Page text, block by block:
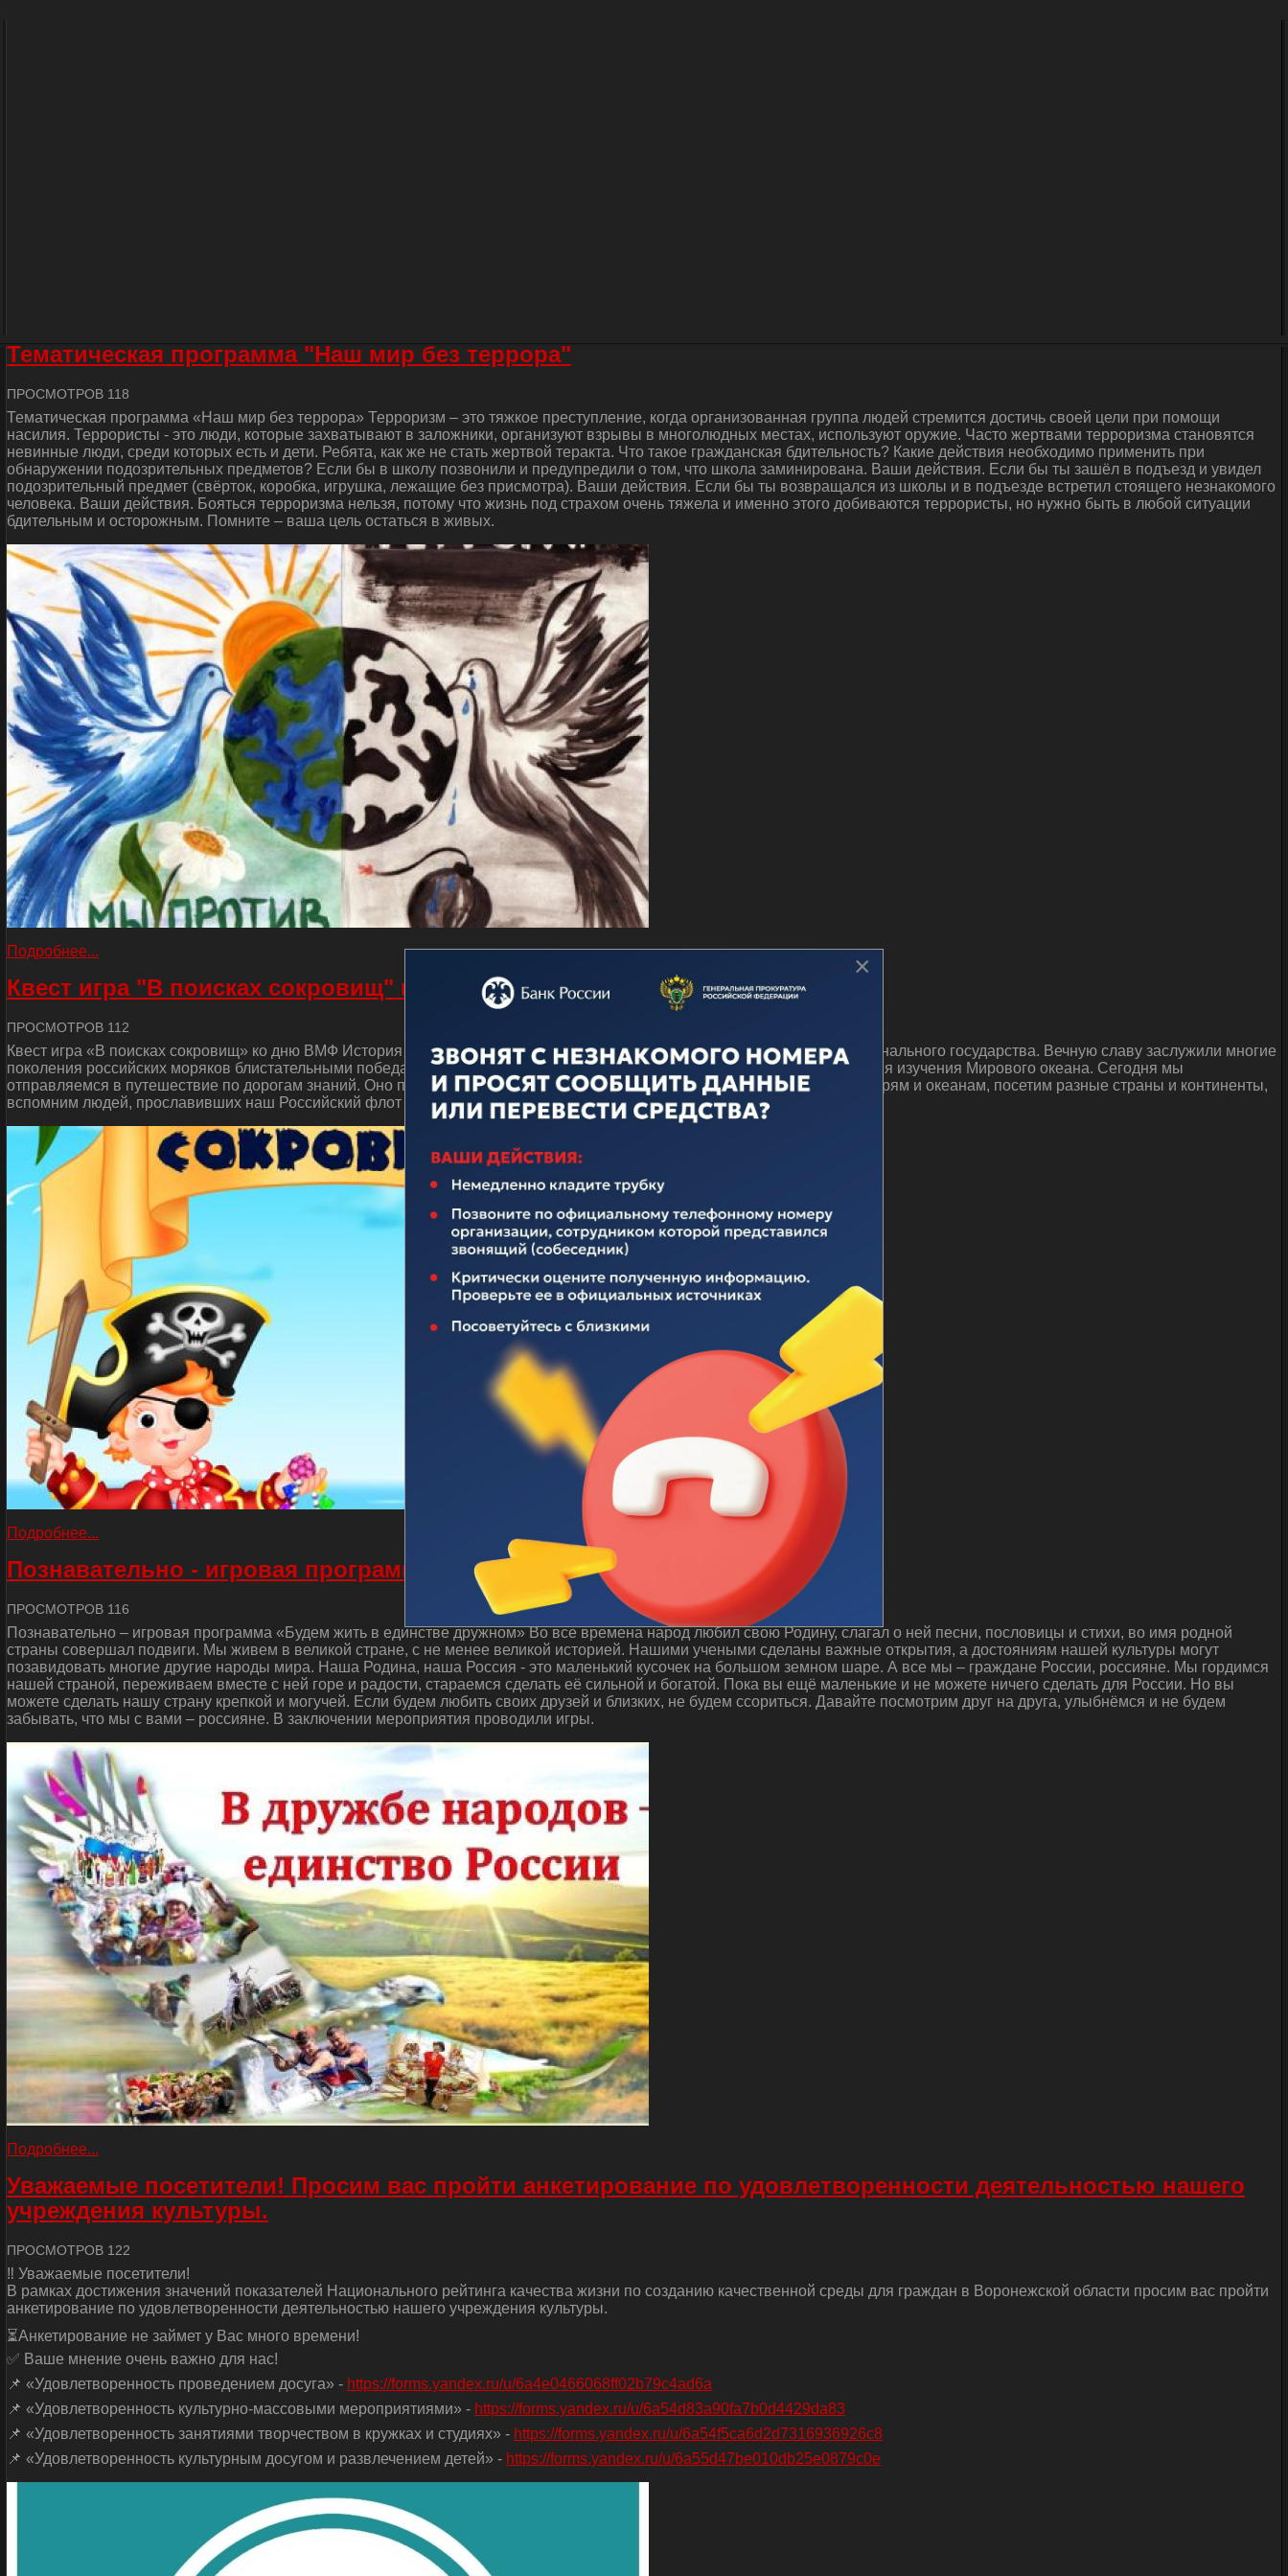
Тематическая программа "Наш мир без террора"
ПРОСМОТРОВ 118
Тематическая программа «Наш мир без террора» Терроризм – это тяжкое преступление, когда организованная группа людей стремится достичь своей цели при помощи
насилия. Террористы - это люди, которые захватывают в заложники, организуют взрывы в многолюдных местах, используют оружие. Часто жертвами терроризма становятся
невинные люди, среди которых есть и дети. Ребята, как же не стать жертвой теракта. Что такое гражданская бдительность? Какие действия необходимо применить при
обнаружении подозрительных предметов? Если бы в школу позвонили и предупредили о том, что школа заминирована. Ваши действия. Если бы ты зашёл в подъезд и увидел
подозрительный предмет (свёрток, коробка, игрушка, лежащие без присмотра). Ваши действия. Если бы ты возвращался из школы и в подъезде встретил стоящего незнакомого
человека. Ваши действия. Бояться терроризма нельзя, потому что жизнь под страхом очень тяжела и именно этого добиваются террористы, но нужно быть в любой ситуации
бдительным и осторожным. Помните – ваша цель остаться в живых.
Подробнее...
Квест игра "В поисках сокровищ" ко дню ВМФ
ПРОСМОТРОВ 112
Квест игра «В поисках сокровищ» ко дню ВМФ История отечественного флота неотделима от истории нашего многонационального государства. Вечную славу заслужили многие
поколения российских моряков блистательными победами над иноземными захватчиками, героическими подвигами во имя изучения Мирового океана. Сегодня мы
отправляемся в путешествие по дорогам знаний. Оно посвящается истории Российского Флота. Поэтому поплывем по морям и океанам, посетим разные страны и континенты,
вспомним людей, прославивших наш Российский флот и сделавших очень много для его становления и развития.
Подробнее...
Познавательно - игровая программа "Будем жить в единстве дружном"
ПРОСМОТРОВ 116
Познавательно – игровая программа «Будем жить в единстве дружном» Во все времена народ любил свою Родину, слагал о ней песни, пословицы и стихи, во имя родной
страны совершал подвиги. Мы живем в великой стране, с не менее великой историей. Нашими учеными сделаны важные открытия, а достояниям нашей культуры могут
позавидовать многие другие народы мира. Наша Родина, наша Россия - это маленький кусочек на большом земном шаре. А все мы – граждане России, россияне. Мы гордимся
нашей страной, переживаем вместе с ней горе и радости, стараемся сделать её сильной и богатой. Пока вы ещё маленькие и не можете ничего сделать для России. Но вы
можете сделать нашу страну крепкой и могучей. Если будем любить своих друзей и близких, не будем ссориться. Давайте посмотрим друг на друга, улыбнёмся и не будем
забывать, что мы с вами – россияне. В заключении мероприятия проводили игры.
Подробнее...
Уважаемые посетители! Просим вас пройти анкетирование по удовлетворенности деятельностью нашего
учреждения культуры.
ПРОСМОТРОВ 122
‼ Уважаемые посетители!
В рамках достижения значений показателей Национального рейтинга качества жизни по созданию качественной среды для граждан в Воронежской области просим вас пройти
анкетирование по удовлетворенности деятельностью нашего учреждения культуры.
⏳Анкетирование не займет у Вас много времени!
✅ Ваше мнение очень важно для нас!
📌 «Удовлетворенность проведением досуга» - https://forms.yandex.ru/u/6a4e0466068ff02b79c4ad6a
📌 «Удовлетворенность культурно-массовыми мероприятиями» - https://forms.yandex.ru/u/6a54d83a90fa7b0d4429da83
📌 «Удовлетворенность занятиями творчеством в кружках и студиях» - https://forms.yandex.ru/u/6a54f5ca6d2d7316936926c8
📌 «Удовлетворенность культурным досугом и развлечением детей» - https://forms.yandex.ru/u/6a55d47be010db25e0879c0e
×